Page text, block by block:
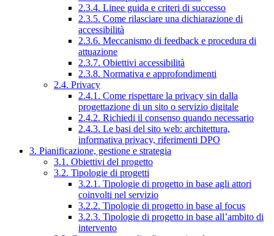
2.3.4. Linee guida e criteri di successo
2.3.5. Come rilasciare una dichiarazione di
accessibilità
2.3.6. Meccanismo di feedback e procedura di
attuazione
2.3.7. Obiettivi accessibilità
2.3.8. Normativa e approfondimenti
2.4. Privacy
2.4.1. Come rispettare la privacy sin dalla
progettazione di un sito o servizio digitale
2.4.2. Richiedi il consenso quando necessario
2.4.3. Le basi del sito web: architettura,
informativa privacy, riferimenti DPO
3. Pianificazione, gestione e strategia
3.1. Obiettivi del progetto
3.2. Tipologie di progetti
3.2.1. Tipologie di progetto in base agli attori
coinvolti nel servizio
3.2.2. Tipologie di progetto in base al focus
3.2.3. Tipologie di progetto in base all’ambito di
intervento